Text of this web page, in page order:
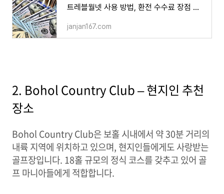
트레블월넷 사용 방법, 환전 수수료 장점 단점 ATM 출금 재환전 주의할 점
janjan167.com
2. Bohol Country Club – 현지인 추천
장소
Bohol Country Club은 보홀 시내에서 약 30분 거리의
내륙 지역에 위치하고 있으며, 현지인들에게도 사랑받는
골프장입니다. 18홀 규모의 정식 코스를 갖추고 있어 골
프 마니아들에게 적합합니다.